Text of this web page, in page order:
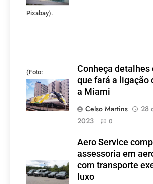
Pixabay).
(Foto:
divulgação)
Conheça detalhes
que fará a ligação
a Miami
Celso Martins
28
2023
0
Aero Service
assessoria em
com transporte
luxo